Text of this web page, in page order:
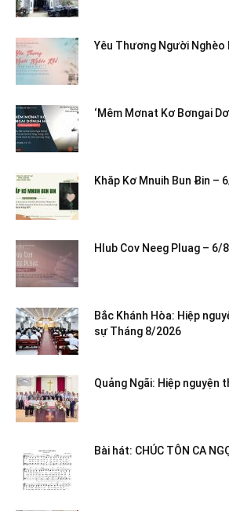
Yêu Thương Người
‘Mêm Mơnat Kơ Bơngai
Khăp Kơ Mnuih Bun Ƀin –
Hlub Cov Neeg Pluag – 6/
Bắc Khánh Hòa: Hiệp
sự Tháng 8/2026
Quảng Ngãi: Hiệp nguyện
Bài hát: CHÚC TÔN CA